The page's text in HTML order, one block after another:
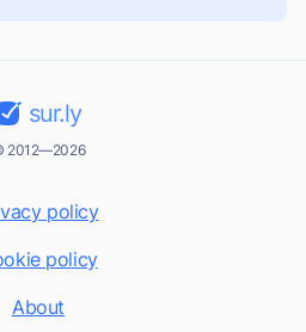
sur.ly
2012—2026
policy
policy
About